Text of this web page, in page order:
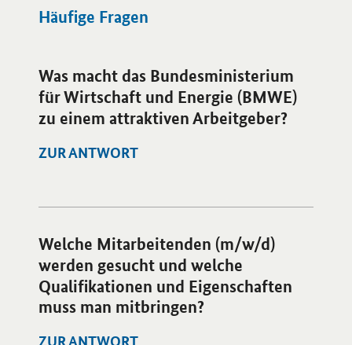
Häufige Fragen
Was macht das Bundesministerium
für Wirtschaft und Energie (BMWE)
zu einem attraktiven Arbeitgeber?
ZUR ANTWORT
Welche Mitarbeitenden (m/w/d)
werden gesucht und welche
Qualifikationen und Eigenschaften
muss man mitbringen?
ZUR ANTWORT